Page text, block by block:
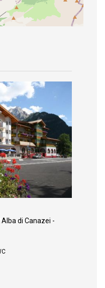
di Canazei -